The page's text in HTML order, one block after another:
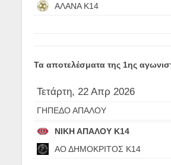
ΑΛΑΝΑ Κ14
Τα αποτελέσματα της 1ης
Τετάρτη, 22 Απρ 2026
ΓΗΠΕΔΟ ΑΠΑΛΟΥ
ΝΙΚΗ ΑΠΑΛΟΥ Κ14
ΑΟ ΔΗΜΟΚΡΙΤΟΣ Κ14